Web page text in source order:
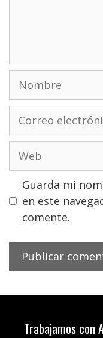
Nombre
electrónico
Guarda mi
en este
comente.
Trabajamos con